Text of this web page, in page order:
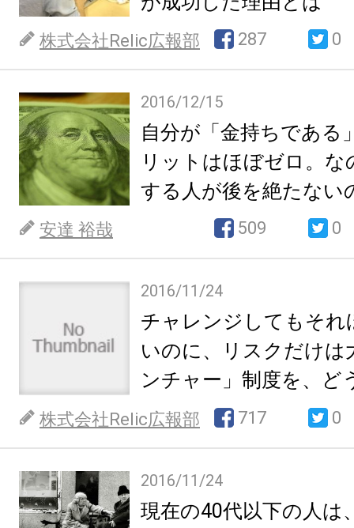
株式会社Relic広報部 287 0
2016/12/15
自分が「金持ちである
リットはほぼゼロ。な
する人が後を絶たない
安達 裕哉 509 0
2016/11/24
チャレンジしてもそれ
いのに、リスクだけは
ンチャー」制度を、ど
か？
株式会社Relic広報部 717 0
2016/11/24
現在の40代以下の人は